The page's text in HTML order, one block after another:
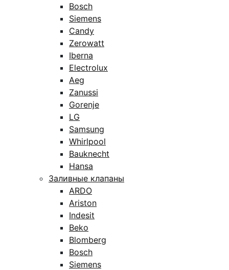
Bosch
Siemens
Candy
Zerowatt
Iberna
Electrolux
Aeg
Zanussi
Gorenje
LG
Samsung
Whirlpool
Bauknecht
Hansa
Заливные клапаны
ARDO
Ariston
Indesit
Beko
Blomberg
Bosch
Siemens